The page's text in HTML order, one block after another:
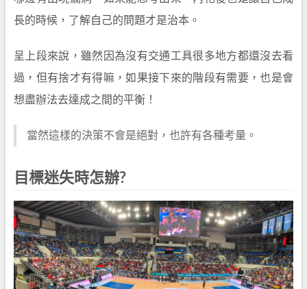
長的時候，了解自己的問題才是治本。
呈上段來說，雖然因為沒有交通工具很多地方都還沒去看
過，但有捨才有得嘛，如果接下來的階段有需要，也是會
想盡辦法去達成之間的平衡！
當然這樣的決策不會是絕對，也許有各種考量。
目標迷失時怎辦?